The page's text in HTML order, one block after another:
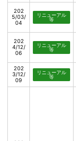
202
5/03/
04
リニューアル
等
202
4/12/
06
リニューアル
等
202
3/12/
09
リニューアル
等